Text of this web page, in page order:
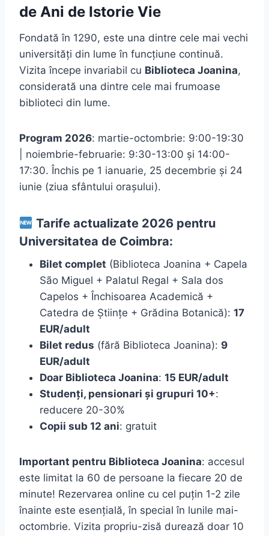
de Ani de Istorie Vie
Fondată în 1290, este una dintre cele mai vechi
universități din lume în funcțiune continuă.
Vizita începe invariabil cu Biblioteca Joanina,
considerată una dintre cele mai frumoase
biblioteci din lume.
Program 2026: martie-octombrie: 9:00-19:30
| noiembrie-februarie: 9:30-13:00 și 14:00-
17:30. Închis pe 1 ianuarie, 25 decembrie și 24
iunie (ziua sfântului orașului).
Tarife actualizate 2026 pentru
Universitatea de Coimbra:
Bilet complet (Biblioteca Joanina + Capela
São Miguel + Palatul Regal + Sala dos
Capelos + Închisoarea Academică +
Catedra de Științe + Grădina Botanică): 17
EUR/adult
Bilet redus (fără Biblioteca Joanina): 9
EUR/adult
Doar Biblioteca Joanina: 15 EUR/adult
Studenți, pensionari și grupuri 10+:
reducere 20-30%
Copii sub 12 ani: gratuit
Important pentru Biblioteca Joanina: accesul
este limitat la 60 de persoane la fiecare 20 de
minute! Rezervarea online cu cel puțin 1-2 zile
înainte este esențială, în special în lunile mai-
octombrie. Vizita propriu-zisă durează doar 10